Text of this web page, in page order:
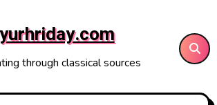
through classical sources